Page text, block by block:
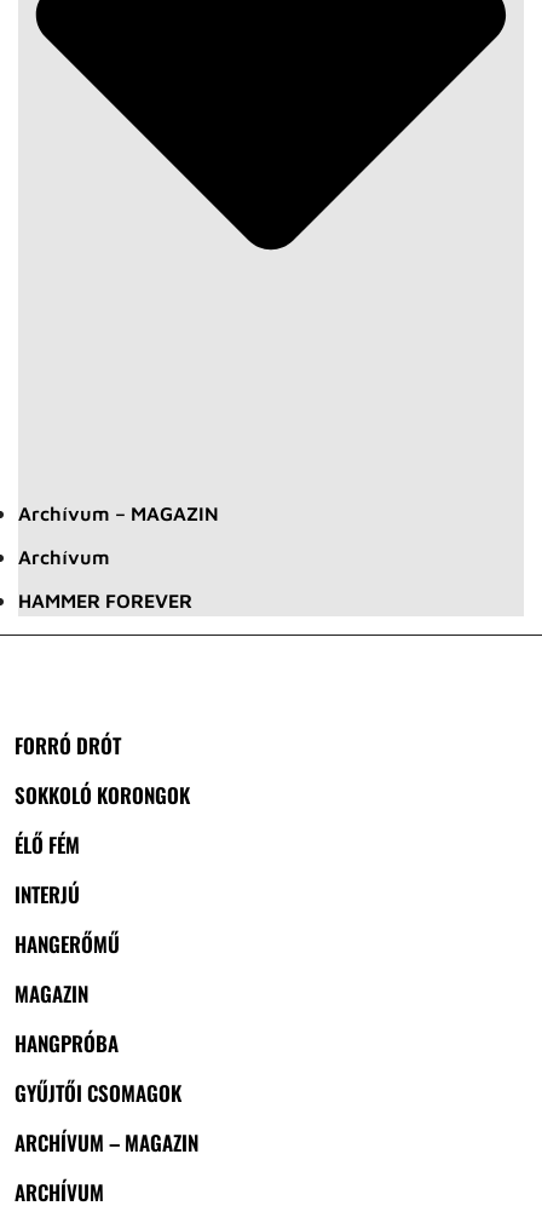
Archívum – MAGAZIN
Archívum
HAMMER FOREVER
FORRÓ DRÓT
SOKKOLÓ KORONGOK
ÉLŐ FÉM
INTERJÚ
HANGERŐMŰ
MAGAZIN
HANGPRÓBA
GYŰJTŐI CSOMAGOK
ARCHÍVUM – MAGAZIN
ARCHÍVUM